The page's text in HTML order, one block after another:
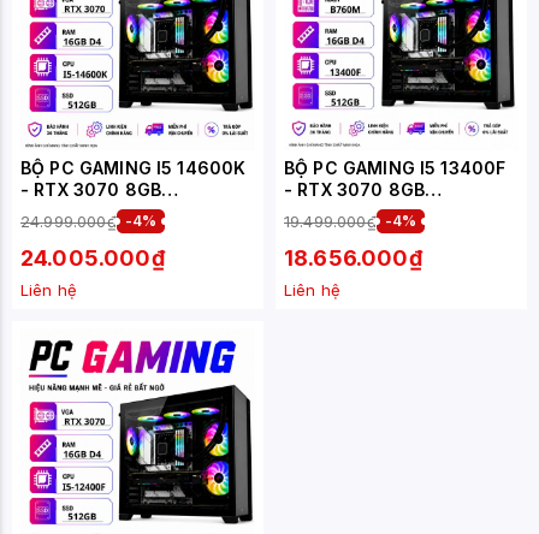
BỘ PC GAMING I5 14600K
- RTX 3070 8GB
(XUEPC019-G)
24.999.000₫ -4%
24.005.000₫
Liên hệ
BỘ PC GAMING I5 13400F
- RTX 3070 8GB
(XUEPC012-G)
19.499.000₫ -4%
18.656.000₫
Liên hệ